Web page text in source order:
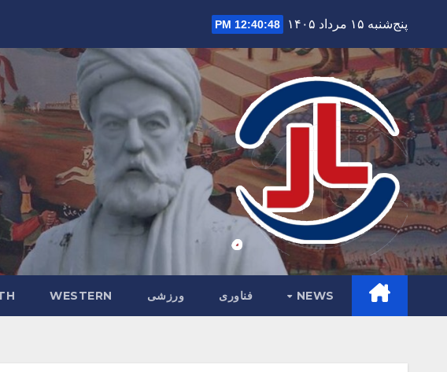
content
پنج‌شنبه ۱۵ مرداد ۱۴۰۵ 12:40:49 PM
NEWS فناوری ورزشی WESTERN